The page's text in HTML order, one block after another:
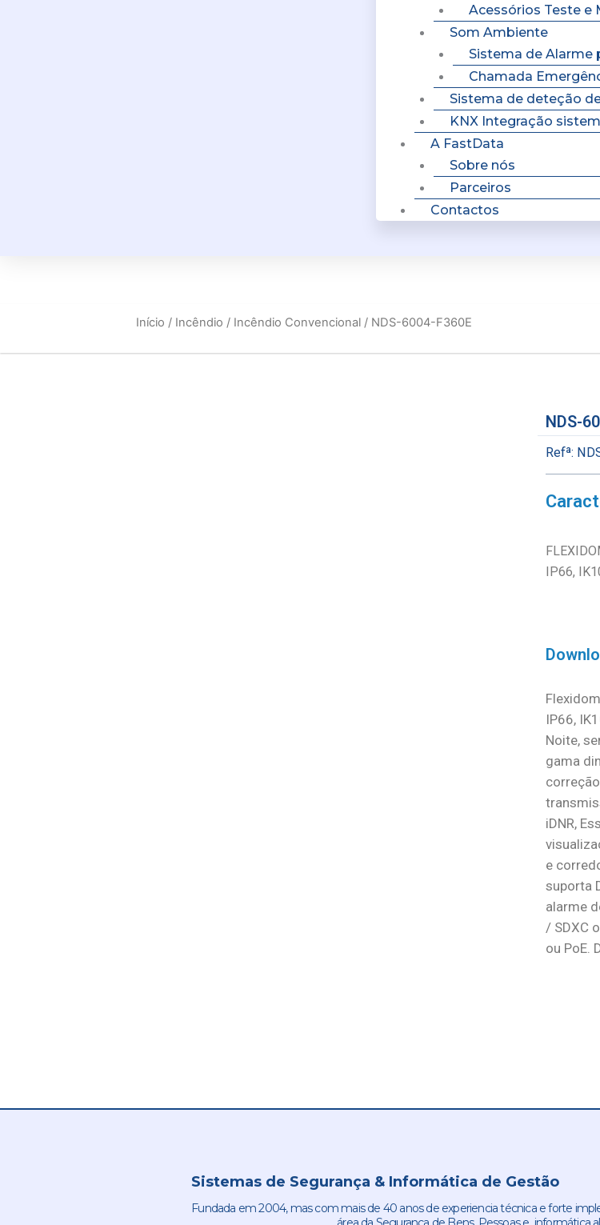
Acessórios Teste e
Som Ambiente
Sistema de Alarme
Chamada
Sistema de deteção
KNX Integração
A FastData
Sobre nós
Parceiros
Contactos
Início / Incêndio / Incêndio Convencional / NDS-6004-F360E
NDS-
Refª:
IP66,
IP66,
Noite,
gama
iDNR,
e
suporta
alarme
/ SDXC
ou PoE.
Sistemas de Segurança & Informática de Gestão
Fundada em 2004, mas com mais de 40 anos de experiencia técnica e forte